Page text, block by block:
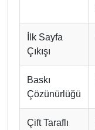
İlk Sayfa
Çıkışı
Baskı
Çözünürlüğü
Çift Taraflı